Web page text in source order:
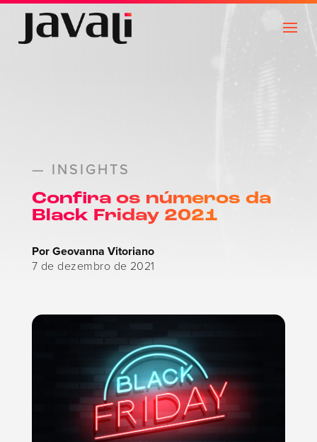
— INSIGHTS
Confira os números da
Black Friday 2021
Por Geovanna Vitoriano
7 de dezembro de 2021